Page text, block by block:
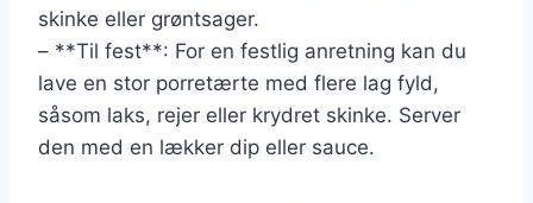
skinke eller grøntsager.
– **Til fest**: For en festlig anretning kan du
lave en stor porretærte med flere lag fyld,
såsom laks, rejer eller krydret skinke. Server
den med en lækker dip eller sauce.